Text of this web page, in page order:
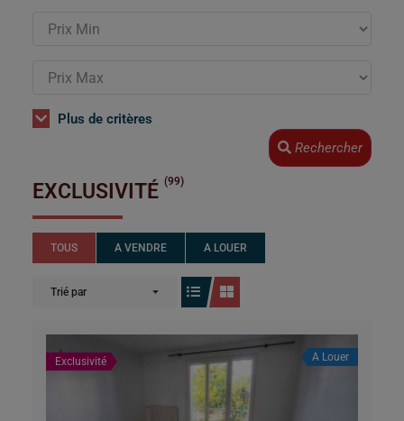
Plus de critères
Rechercher
EXCLUSIVITÉ (99)
TOUS A VENDRE A LOUER
Trié par
Exclusivité A Louer